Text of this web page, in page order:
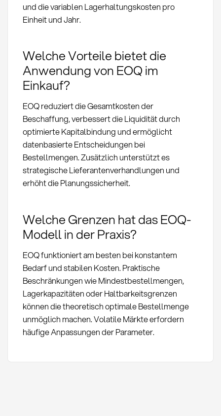
und die variablen Lagerhaltungskosten pro
Einheit und Jahr.
Welche Vorteile bietet die
Anwendung von EOQ im
Einkauf?
EOQ reduziert die Gesamtkosten der
Beschaffung, verbessert die Liquidität durch
optimierte Kapitalbindung und ermöglicht
datenbasierte Entscheidungen bei
Bestellmengen. Zusätzlich unterstützt es
strategische Lieferantenverhandlungen und
erhöht die Planungssicherheit.
Welche Grenzen hat das EOQ-
Modell in der Praxis?
EOQ funktioniert am besten bei konstantem
Bedarf und stabilen Kosten. Praktische
Beschränkungen wie Mindestbestellmengen,
Lagerkapazitäten oder Haltbarkeitsgrenzen
können die theoretisch optimale Bestellmenge
unmöglich machen. Volatile Märkte erfordern
häufige Anpassungen der Parameter.